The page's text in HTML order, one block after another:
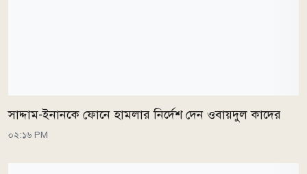
সাদ্দাম-ইনানকে ফোনে হামলার নির্দেশ দেন ওবায়দুল কাদের
০২:১৬ PM